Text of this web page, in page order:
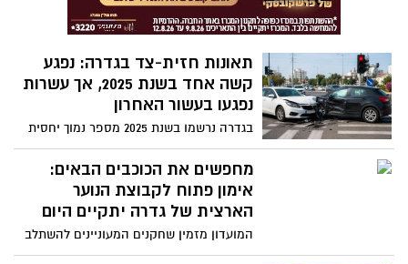
את הטענות וטוען כי מדובר בניסיון להדיחו על
רקע ביקורת שהשמיע נגד התנהלות המועצה
תאונות חזית-צד בגדרה: נפגע
קשה אחד בשנת 2025, אך עשרות
נפגעו בעשור האחרון
בגדרה נרשמו בשנת 2025 מספר נמוך יחסית
של נפגעים בתאונות חזית-צד, אולם בעמותת
אור ירוק מדגישים כי גם תאונה אחת עלולה
להסתיים באסון. בעשור האחרון נפגעו
במושבה 59 בני אדם בתאונות מסוג זה,
והקריאה היא להמשיך להשקיע במניעת
התאונה הבאה באמצעות שיפור התשתיות
מחפשים את הכוכבים הבאים:
אימון פתוח לקבוצת הנוער
הארצית של גדרה יתקיים היום
המועדון מזמין שחקנים המעוניינים להשתלב
בקבוצת הנוער לעונת 2026/27 להגיע לאימון